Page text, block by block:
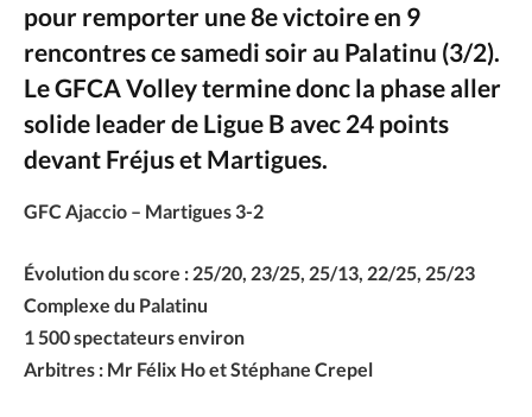
pour remporter une 8e victoire en 9
rencontres ce samedi soir au Palatinu (3/2).
Le GFCA Volley termine donc la phase aller
solide leader de Ligue B avec 24 points
devant Fréjus et Martigues.
GFC Ajaccio – Martigues 3-2
Évolution du score : 25/20, 23/25, 25/13, 22/25, 25/23
Complexe du Palatinu
1 500 spectateurs environ
Arbitres : Mr Félix Ho et Stéphane Crepel